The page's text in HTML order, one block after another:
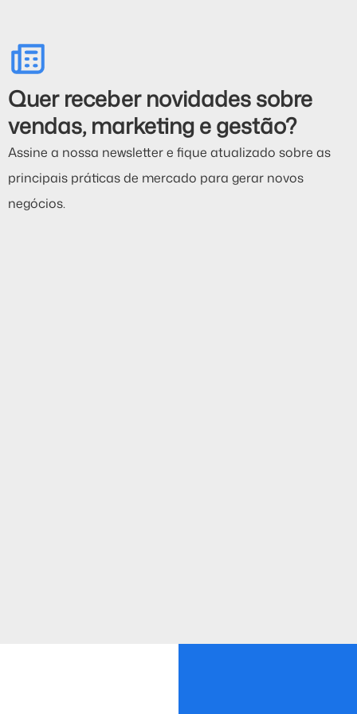
Quer receber novidades sobre
vendas, marketing e gestão?
Assine a nossa newsletter e fique atualizado sobre as
principais práticas de mercado para gerar novos
negócios.